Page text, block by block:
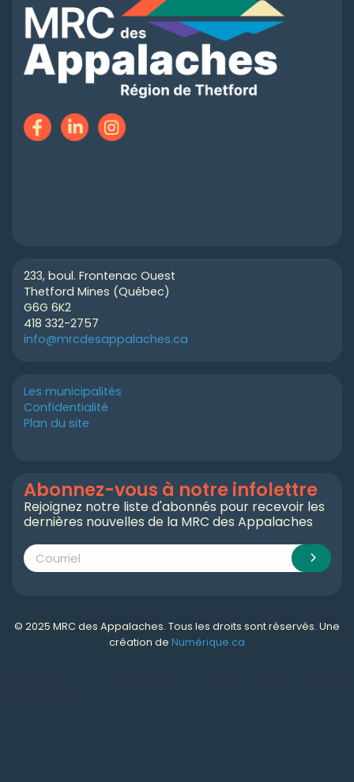
233, boul. Frontenac Ouest
Thetford Mines (Québec)
G6G 6K2
418 332-2757
info@mrcdesappalaches.ca
Les municipalités
Confidentialité
Plan du site
Abonnez-vous à notre infolettre
Rejoignez notre liste d'abonnés pour recevoir les
dernières nouvelles de la MRC des Appalaches
© 2025 MRC des Appalaches. Tous les droits sont réservés. Une
création de Numérique.ca